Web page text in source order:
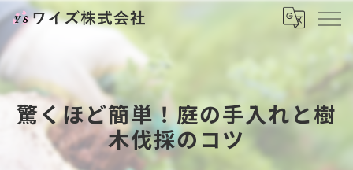
驚くほど簡単！庭の手入れと樹
木伐採のコツ